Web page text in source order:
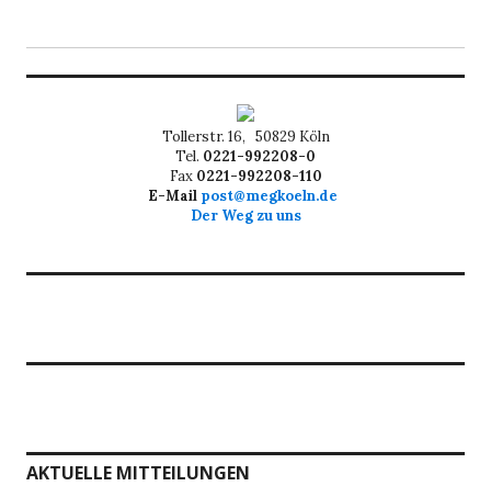
Tollerstr. 16, 50829 Köln
Tel. 0221-992208-0
Fax 0221-992208-110
E-Mail post@megkoeln.de
Der Weg zu uns
AKTUELLE MITTEILUNGEN